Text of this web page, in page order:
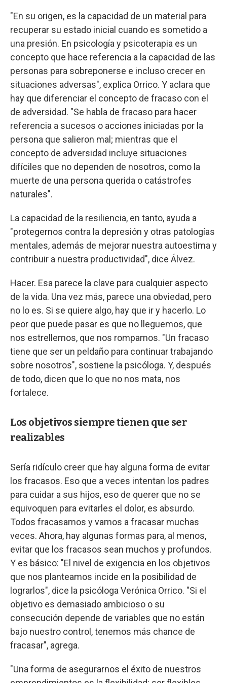
"En su origen, es la capacidad de un material para
recuperar su estado inicial cuando es sometido a
una presión. En psicología y psicoterapia es un
concepto que hace referencia a la capacidad de las
personas para sobreponerse e incluso crecer en
situaciones adversas", explica Orrico. Y aclara que
hay que diferenciar el concepto de fracaso con el
de adversidad. "Se habla de fracaso para hacer
referencia a sucesos o acciones iniciadas por la
persona que salieron mal; mientras que el
concepto de adversidad incluye situaciones
difíciles que no dependen de nosotros, como la
muerte de una persona querida o catástrofes
naturales".
La capacidad de la resiliencia, en tanto, ayuda a
"protegernos contra la depresión y otras patologías
mentales, además de mejorar nuestra autoestima y
contribuir a nuestra productividad", dice Álvez.
Hacer. Esa parece la clave para cualquier aspecto
de la vida. Una vez más, parece una obviedad, pero
no lo es. Si se quiere algo, hay que ir y hacerlo. Lo
peor que puede pasar es que no lleguemos, que
nos estrellemos, que nos rompamos. "Un fracaso
tiene que ser un peldaño para continuar trabajando
sobre nosotros", sostiene la psicóloga. Y, después
de todo, dicen que lo que no nos mata, nos
fortalece.
Los objetivos siempre tienen que ser
realizables
Sería ridículo creer que hay alguna forma de evitar
los fracasos. Eso que a veces intentan los padres
para cuidar a sus hijos, eso de querer que no se
equivoquen para evitarles el dolor, es absurdo.
Todos fracasamos y vamos a fracasar muchas
veces. Ahora, hay algunas formas para, al menos,
evitar que los fracasos sean muchos y profundos.
Y es básico: "El nivel de exigencia en los objetivos
que nos planteamos incide en la posibilidad de
lograrlos", dice la psicóloga Verónica Orrico. "Si el
objetivo es demasiado ambicioso o su
consecución depende de variables que no están
bajo nuestro control, tenemos más chance de
fracasar", agrega.
"Una forma de asegurarnos el éxito de nuestros